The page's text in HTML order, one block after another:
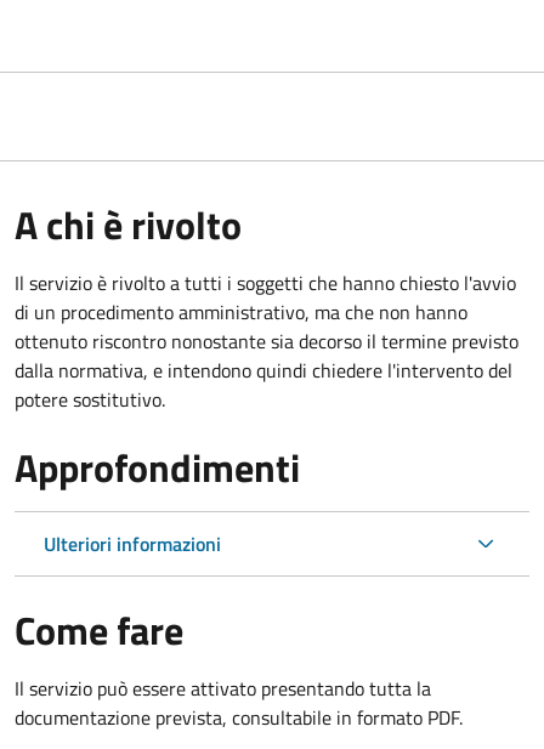
A chi è rivolto
Il servizio è rivolto a tutti i soggetti che hanno chiesto l'avvio
di un procedimento amministrativo, ma che non hanno
ottenuto riscontro nonostante sia decorso il termine previsto
dalla normativa, e intendono quindi chiedere l'intervento del
potere sostitutivo.
Approfondimenti
Ulteriori informazioni
Come fare
Il servizio può essere attivato presentando tutta la
documentazione prevista, consultabile in formato PDF.